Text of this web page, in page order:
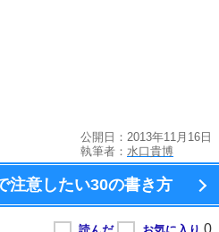
公開日：2013年11月16日
執筆者： 水口貴博
注意したい30の書き方